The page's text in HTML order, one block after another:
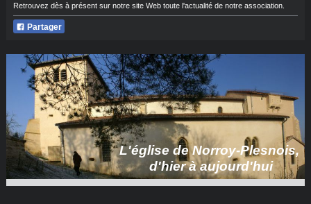
Retrouvez dès à présent sur notre site Web toute l'actualité de notre association.
Partager
L'église de Norroy-Plesnois,
d'hier à aujourd'hui